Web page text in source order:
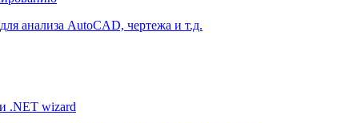
анализа AutoCAD, чертежа и т.д.
.NET wizard